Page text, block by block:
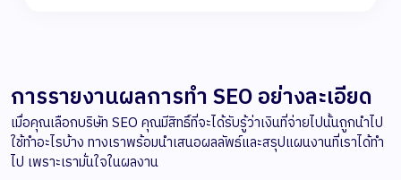
การรายงานผลการทำ SEO อย่างละเอียด
เมื่อคุณเลือกบริษัท SEO คุณมีสิทธิ์ที่จะได้รับรู้ว่าเงินที่จ่ายไปนั้นถูกนำไป
ใช้ทำอะไรบ้าง ทางเราพร้อมนำเสนอผลลัพธ์และสรุปแผนงานที่เราได้ทำ
ไป เพราะเรามั่นใจในผลงาน